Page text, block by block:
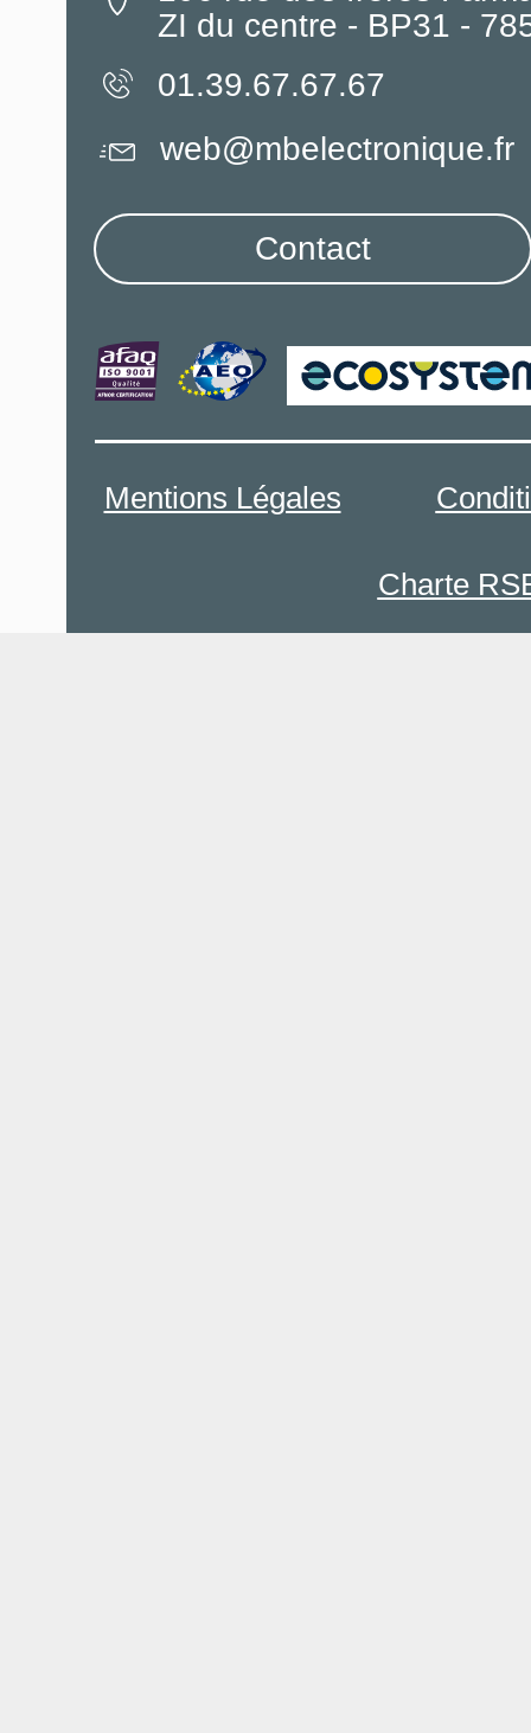
ZI du centre - BP31 -
01.39.67.67.67
Mentions Légales
Charte
web@mbelectronique.fr
Contact